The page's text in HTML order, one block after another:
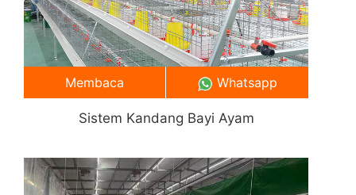
Sistem Kandang Bayi Ayam
Membaca Whatsapp